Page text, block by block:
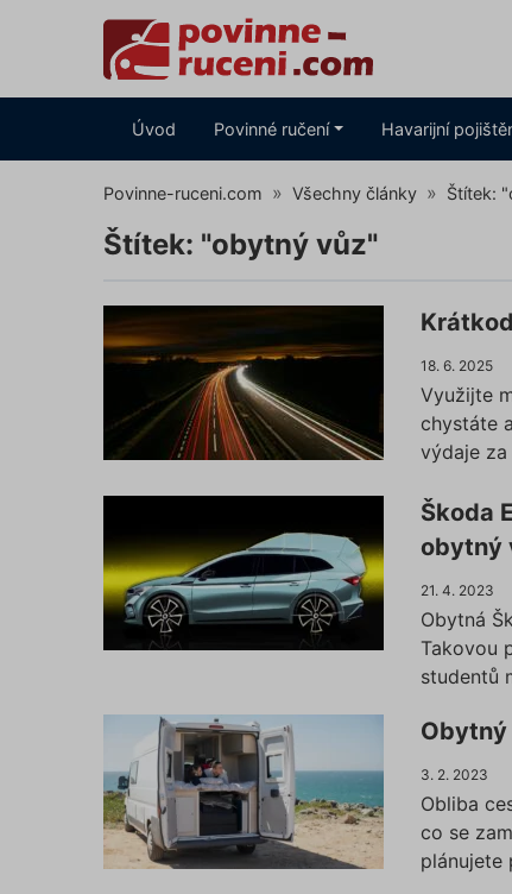
Úvod Povinné ručení Havarijní
Povinne-ruceni.com Všechny články Štítek:
Štítek: "obytný vůz"
18. 6. 2025
Využijte
chystáte
výdaje
Škoda
obytný
21. 4. 2023
Obytná
Takovou
studentů
Obytný
3. 2. 2023
Obliba
co se
plánujete